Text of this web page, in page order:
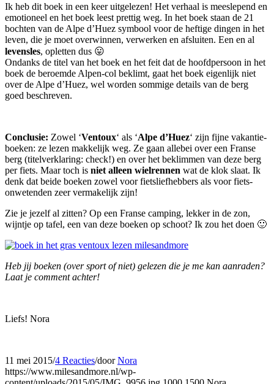
Ik heb dit boek in een keer uitgelezen! Het verhaal is meeslepend en
emotioneel en het boek leest prettig weg. In het boek staan de 21
bochten van de Alpe d’Huez symbool voor de heftige dingen in het
leven, die je moet overwinnen, verwerken en afsluiten. Een en al
levensles, opletten dus 😛
Ondanks de titel van het boek en het feit dat de hoofdpersoon in het
boek de beroemde Alpen-col beklimt, gaat het boek eigenlijk niet
over de Alpe d’Huez, wel worden sommige details van de berg
goed beschreven.
Conclusie: Zowel ‘Ventoux‘ als ‘Alpe d’Huez‘ zijn fijne vakantie-
boeken: ze lezen makkelijk weg. Ze gaan allebei over een Franse
berg (titelverklaring: check!) en over het beklimmen van deze berg
per fiets. Maar toch is niet alleen wielrennen wat de klok slaat. Ik
denk dat beide boeken zowel voor fietsliefhebbers als voor fiets-
onwetenden zeer vermakelijk zijn!
Zie je jezelf al zitten? Op een Franse camping, lekker in de zon,
wijntje op tafel, een van deze boeken op schoot? Ik zou het doen 🙂
Heb jij boeken (over sport of niet) gelezen die je me kan aanraden?
Laat je comment achter!
Liefs! Nora
11 mei 2015/4 Reacties/doorNora
https://www.milesandmore.nl/wp-